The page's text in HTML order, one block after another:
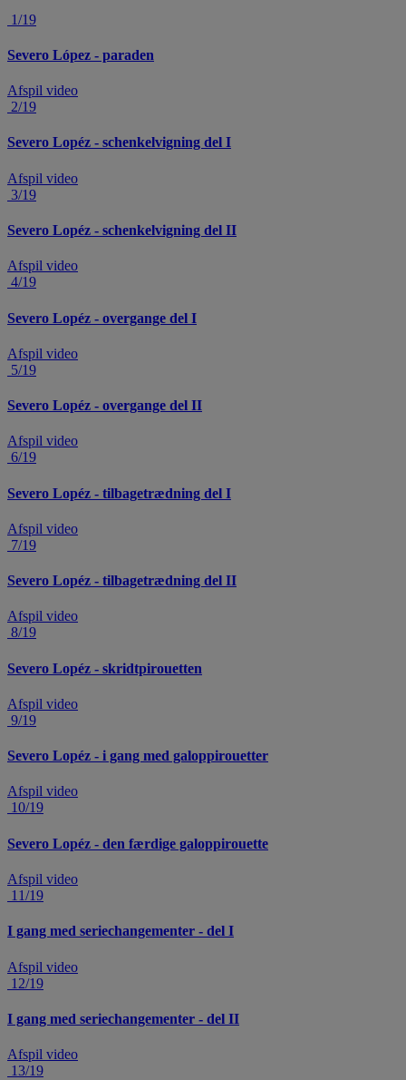
1/19
Severo López - paraden
Afspil video
2/19
Severo Lopéz - schenkelvigning del I
Afspil video
3/19
Severo Lopéz - schenkelvigning del II
Afspil video
4/19
Severo Lopéz - overgange del I
Afspil video
5/19
Severo Lopéz - overgange del II
Afspil video
6/19
Severo Lopéz - tilbagetrædning del I
Afspil video
7/19
Severo Lopéz - tilbagetrædning del II
Afspil video
8/19
Severo Lopéz - skridtpirouetten
Afspil video
9/19
Severo Lopéz - i gang med galoppirouetter
Afspil video
10/19
Severo Lopéz - den færdige galoppirouette
Afspil video
11/19
I gang med seriechangementer - del I
Afspil video
12/19
I gang med seriechangementer - del II
Afspil video
13/19